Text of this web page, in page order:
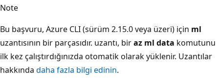
Note
Bu başvuru, Azure CLI (sürüm 2.15.0 veya üzeri) için ml
uzantısının bir parçasıdır. uzantı, biraz ml data komutunu
ilk kez çalıştırdığınızda otomatik olarak yüklenir. Uzantılar
hakkında daha fazla bilgi edinin.